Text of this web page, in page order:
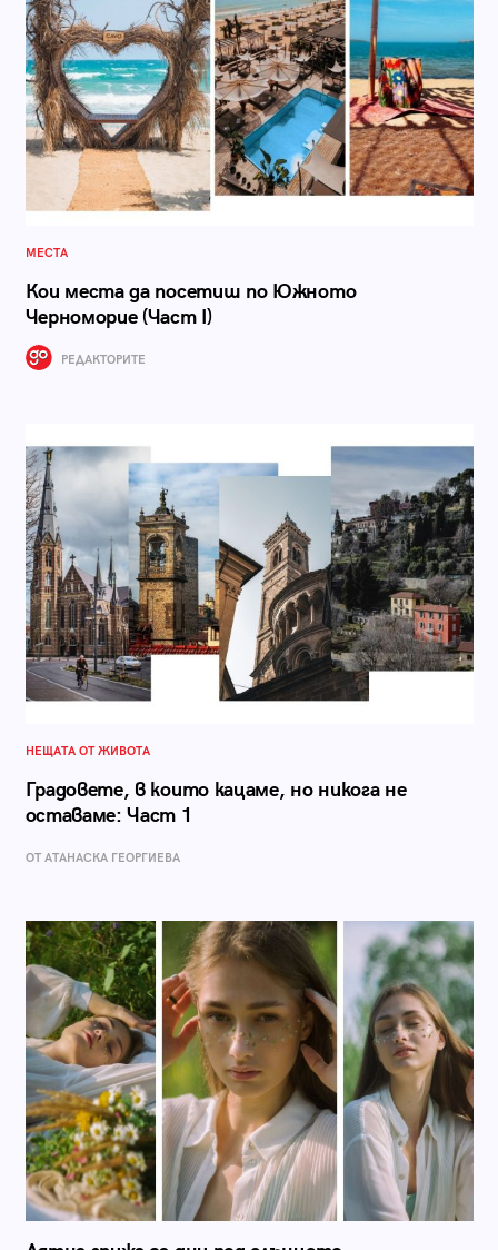
МЕСТА
Кои места да посетиш по Южното
Черноморие (Част I)
РЕДАКТОРИТЕ
НЕЩАТА ОТ ЖИВОТА
Градовете, в които кацаме, но никога не
оставаме: Част 1
ОТ АТАНАСКА ГЕОРГИЕВА